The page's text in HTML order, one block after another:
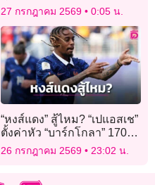
27 กรกฎาคม 2569 0:05 น.
“หงส์แดง” สู้ไหม? “เปแอสเช”
ตั้งค่าหัว “บาร์กโกลา” 170
ล้านยูโร
26 กรกฎาคม 2569 23:02 น.